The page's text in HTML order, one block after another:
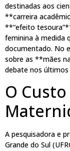
destinadas aos
**carreira
**“efeito
feminina à medida
documentado. No
sobre as **mães
debate nos últimos
O
A pesquisadora e
Grande do Sul